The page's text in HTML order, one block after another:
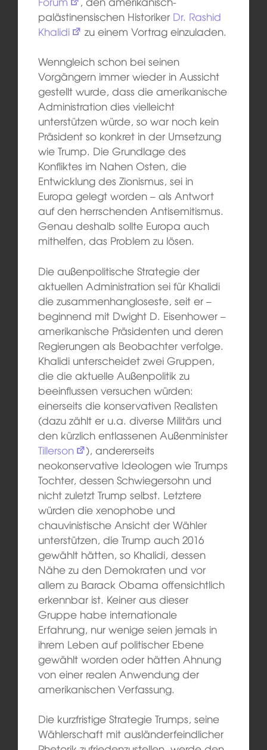
palästinensischen Historiker Dr. Rashid
Khalidi
zu einem Vortrag einzuladen.
Wenngleich schon bei seinen
Vorgängern immer wieder in Aussicht
gestellt wurde, dass die amerikanische
Administration dies vielleicht
unterstützen würde, so war noch kein
Präsident so konkret in der Umsetzung
wie Trump. Die Grundlage des
Konfliktes im Nahen Osten, die
Entwicklung des Zionismus, sei in
Europa gelegt worden – als Antwort
auf den herrschenden Antisemitismus.
Genau deshalb sollte Europa auch
mithelfen, das Problem zu lösen.
Die außenpolitische Strategie der
aktuellen Administration sei für Khalidi
die zusammenhangloseste, seit er –
beginnend mit Dwight D. Eisenhower –
amerikanische Präsidenten und deren
Regierungen als Beobachter verfolge.
Khalidi unterscheidet zwei Gruppen,
die die aktuelle Außenpolitik zu
beeinflussen versuchen würden:
einerseits die konservativen Realisten
(dazu zählt er u.a. diverse Militärs und
den kürzlich entlassenen Außenminister
Tillerson
), andererseits
neokonservative Ideologen wie Trumps
Tochter, dessen Schwiegersohn und
nicht zuletzt Trump selbst. Letztere
würden die xenophobe und
chauvinistische Ansicht der Wähler
unterstützen, die Trump auch 2016
gewählt hätten, so Khalidi, dessen
Nähe zu den Demokraten und vor
allem zu Barack Obama offensichtlich
erkennbar ist. Keiner aus dieser
Gruppe habe internationale
Erfahrung, nur wenige seien jemals in
ihrem Leben auf politischer Ebene
gewählt worden oder hätten Ahnung
von einer realen Anwendung der
amerikanischen Verfassung.
Die kurzfristige Strategie Trumps, seine
Wählerschaft mit ausländerfeindlicher